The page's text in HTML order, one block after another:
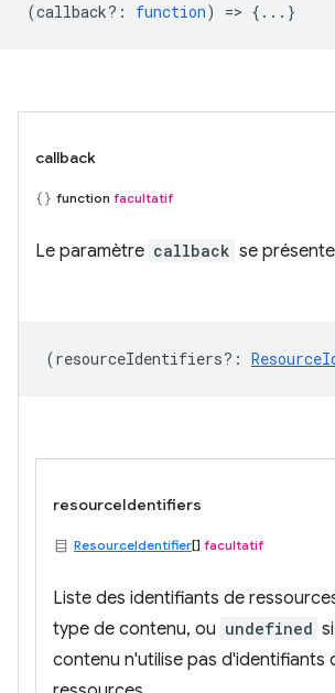
(callback? : function) => {...}
callback
function facultatif
Le paramètre callback se
(resourceIdentifiers? :
resourceIdentifiers
ResourceIdentifier[] facultatif
Liste des identifiants de
type de contenu, ou undefined
contenu n'utilise pas d'identifiants